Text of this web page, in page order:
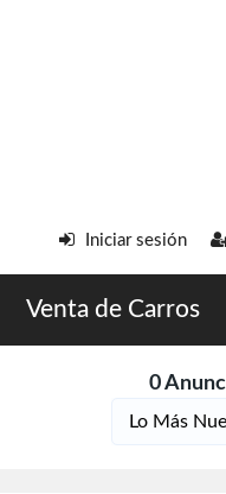
Iniciar sesión
Venta de Carros
0